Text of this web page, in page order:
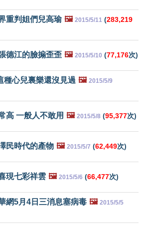
重判姐們兒高瑜 🖼️ 2015/5/11 (283,219
德江的臉搧歪歪 🖼️ 2015/5/10 (77,176次)
種心兒裏樂還沒見過 🖼️ 2015/5/9
高 一般人不敢用 🖼️ 2015/5/8 (95,377次)
民時代的產物 🖼️ 2015/5/7 (62,449次)
現七彩祥雲 🖼️ 2015/5/6 (66,477次)
網5月4日三消息塞病毒 🖼️ 2015/5/5